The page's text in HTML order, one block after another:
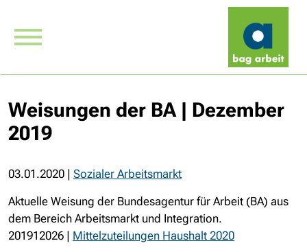
Weisungen der BA | Dezember
2019
03.01.2020 | Sozialer Arbeitsmarkt
Aktuelle Weisung der Bundesagentur für Arbeit (BA) aus
dem Bereich Arbeitsmarkt und Integration.
201912026 | Mittelzuteilungen Haushalt 2020